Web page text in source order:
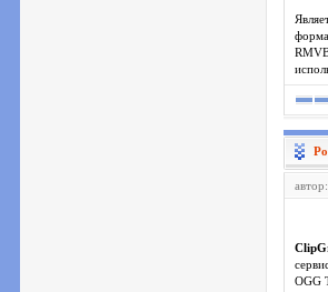
автор:
OGG